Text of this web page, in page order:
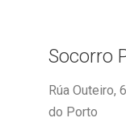
Socorro
Rúa Outeiro,
do Porto